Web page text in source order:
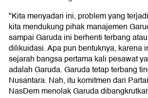
"Kita menyadari ini, problem yang
kita mendukung pihak manajemen
sampai Garuda ini berhenti terbang
dilikuidasi. Apa pun bentuknya, karena
sejarah bangsa pertama kali pesawat
adalah Garuda. Garuda tetap terbang
Nusantara. Nah, itu komitmen dari
NasDem menolak Garuda